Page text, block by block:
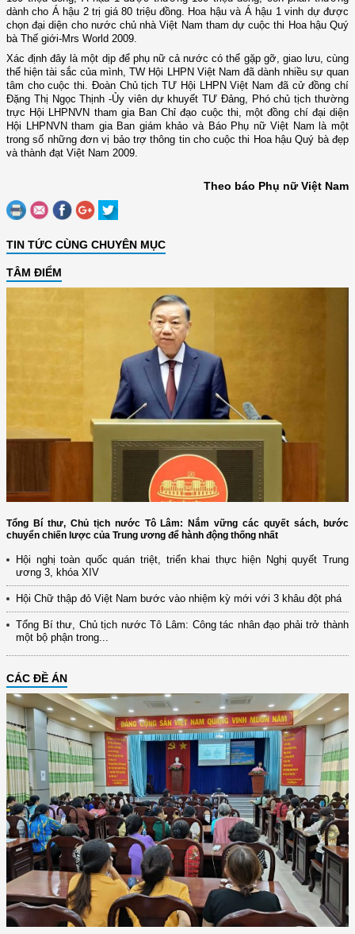
dành cho Á hậu 2 trị giá 80 triệu đồng. Hoa hậu và Á hậu 1 vinh dự được
chọn đại diện cho nước chủ nhà Việt Nam tham dự cuộc thi Hoa hậu Quý
bà Thế giới-Mrs World 2009.
Xác định đây là một dịp để phụ nữ cả nước có thể gặp gỡ, giao lưu, cùng
thể hiện tài sắc của mình, TW Hội LHPN Việt Nam đã dành nhiều sự quan
tâm cho cuộc thi. Đoàn Chủ tịch TƯ Hội LHPN Việt Nam đã cử đồng chí
Đặng Thị Ngọc Thịnh -Ủy viên dự khuyết TƯ Đảng, Phó chủ tịch thường
trực Hội LHPNVN tham gia Ban Chỉ đạo cuộc thi, một đồng chí đại diện
Hội LHPNVN tham gia Ban giám khảo và Báo Phụ nữ Việt Nam là một
trong số những đơn vị bảo trợ thông tin cho cuộc thi Hoa hậu Quý bà đẹp
và thành đạt Việt Nam 2009.
Theo báo Phụ nữ Việt Nam
TIN TỨC CÙNG CHUYÊN MỤC
TÂM ĐIỂM
Tổng Bí thư, Chủ tịch nước Tô Lâm: Nắm vững các quyết sách, bước
chuyển chiến lược của Trung ương để hành động thống nhất
Hội nghị toàn quốc quán triệt, triển khai thực hiện Nghị quyết Trung
ương 3, khóa XIV
Hội Chữ thập đỏ Việt Nam bước vào nhiệm kỳ mới với 3 khâu đột phá
Tổng Bí thư, Chủ tịch nước Tô Lâm: Công tác nhân đạo phải trở thành
một bộ phận trong...
CÁC ĐỀ ÁN